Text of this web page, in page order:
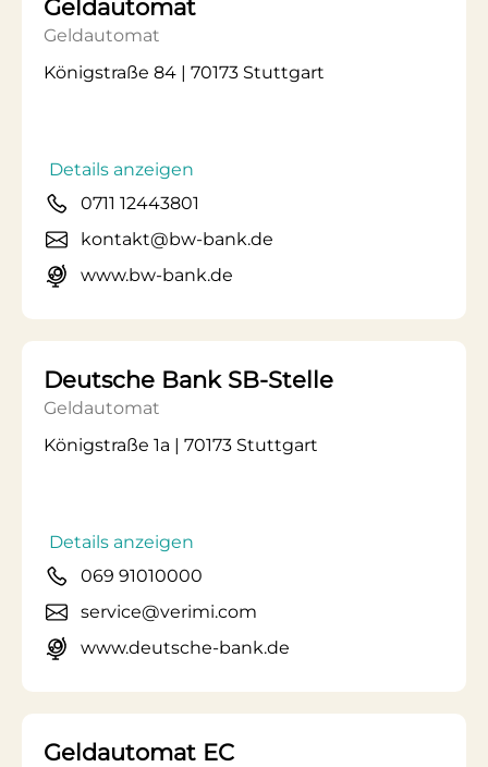
Geldautomat
Geldautomat
Königstraße 84 | 70173 Stuttgart
Details anzeigen
0711 12443801
kontakt@bw-bank.de
www.bw-bank.de
Deutsche Bank SB-Stelle
Geldautomat
Königstraße 1a | 70173 Stuttgart
Details anzeigen
069 91010000
service@verimi.com
www.deutsche-bank.de
Geldautomat EC